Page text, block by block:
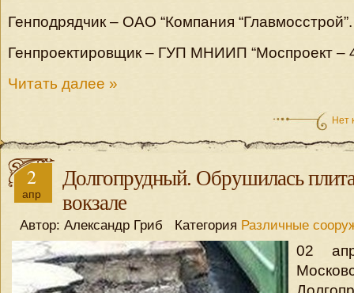
Генподрядчик – ОАО “Компания “Главмосстрой”.
Генпроектировщик – ГУП МНИИП “Моспроект –
Читать далее »
Нет
2
апр
Долгопрудный. Обрушилась
вокзале
Автор: Александр Гриб Категория Различные
02